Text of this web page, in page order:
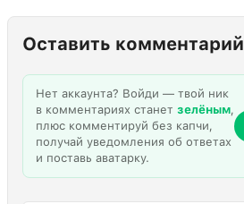
Оставить комментарий
Нет аккаунта? Войди — твой ник
в комментариях станет зелёным,
плюс комментируй без капчи,
получай уведомления об ответах
и поставь аватарку.